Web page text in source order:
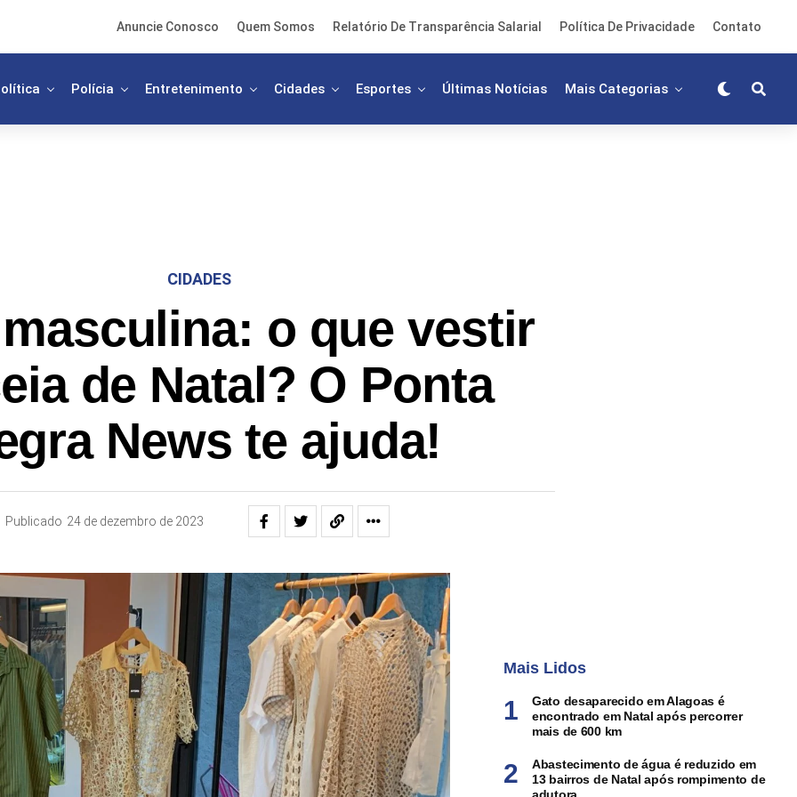
Anuncie Conosco Quem Somos Relatório De Transparência Salarial Política De Privacidade Contato
Polícia Entretenimento Cidades Esportes Últimas Notícias Mais Categorias
CIDADES
o que vestir
de Natal? O Ponta
News te ajuda!
Publicado 24 de dezembro de 2023
Mais Lidos
Gato desaparecido em Alagoas é
encontrado em Natal após percorrer
mais de 600 km
Abastecimento de água é reduzido em
13 bairros de Natal após rompimento de